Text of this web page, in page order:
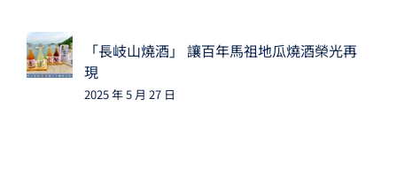
「長岐山燒酒」 讓百年馬祖地瓜燒酒榮光再
現
2025 年 5 月 27 日